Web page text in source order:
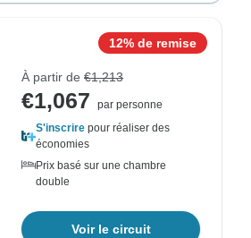
12% de remise
À partir de €1,213
€1,067
par personne
S'inscrire pour réaliser des
économies
Prix basé sur une chambre
double
Voir le circuit